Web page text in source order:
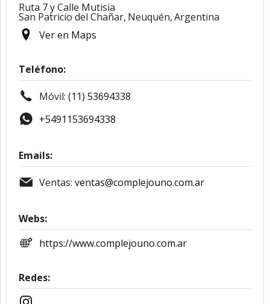
Ruta 7 y Calle Mutisia
San Patricio del Chañar, Neuquén,Argentina
Ver en Maps
Teléfono:
Móvil: (11) 53694338
+5491153694338
Emails:
Ventas: ventas@complejouno.com.ar
Webs:
https://www.complejouno.com.ar
Redes: